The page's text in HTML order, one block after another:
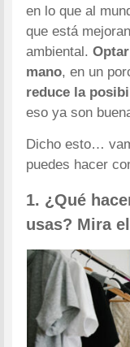
en lo que al
que está
ambiental.
mano, en un
reduce la
eso ya son
Dicho esto…
puedes hacer
1. ¿Qué
usas? Mira